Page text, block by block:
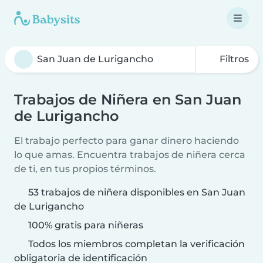
Filtros
Trabajos de Niñera en San Juan
de Lurigancho
El trabajo perfecto para ganar dinero haciendo
lo que amas. Encuentra trabajos de niñera cerca
de ti, en tus propios términos.
53 trabajos de niñera disponibles en San Juan
de Lurigancho
100% gratis para niñeras
Todos los miembros completan la verificación
obligatoria de identificación